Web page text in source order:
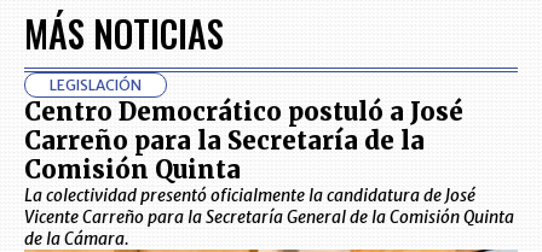
MÁS NOTICIAS
LEGISLACIÓN
Centro Democrático postuló a José
Carreño para la Secretaría de la
Comisión Quinta
La colectividad presentó oficialmente la candidatura de José
Vicente Carreño para la Secretaría General de la Comisión Quinta
de la Cámara.